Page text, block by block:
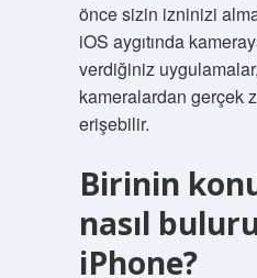
önce sizin izninizi
iOS aygıtında
verdiğiniz
kameralardan gerçek
erişebilir.
Birinin
nasıl
iPhone?